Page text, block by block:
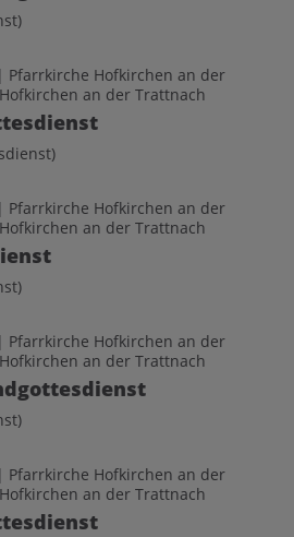
Pfarrkirche Hofkirchen an der
an der Trattnach
Pfarrkirche Hofkirchen an der
an der Trattnach
Pfarrkirche Hofkirchen an der
an der Trattnach
Pfarrkirche Hofkirchen an der
an der Trattnach